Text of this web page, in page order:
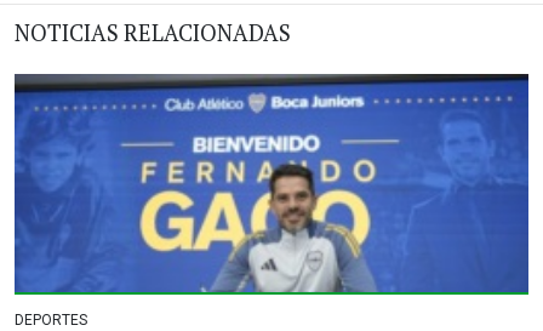
NOTICIAS RELACIONADAS
DEPORTES